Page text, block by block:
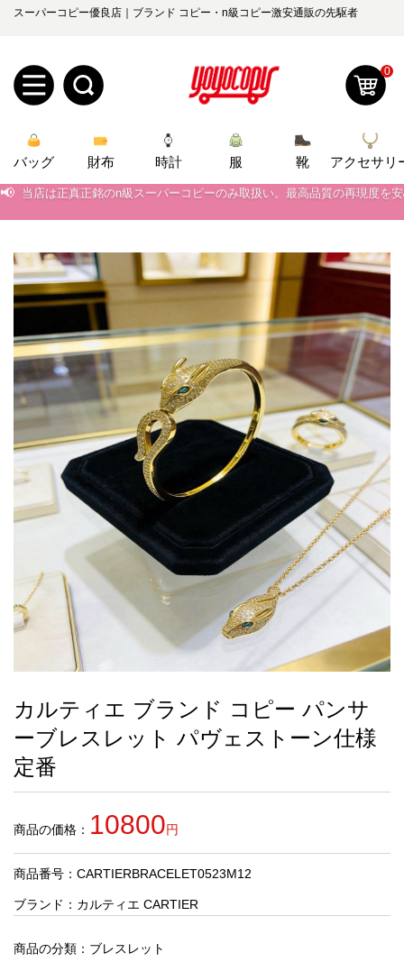
スーパーコピー優良店｜ブランド コピー・n級コピー激安通販の先駆者
規
ユ
ザ
登
録
ロ
グ
ン
オ
ー
ダ
ー
理
お
知
ら
yoyocopys@gmail.com
2026人気特集
バッグ
財布
時計
服
ズボン
衣装セット
靴
住まい用品
アクセサリー
ベルト
スカーフ
アイフォーンケ
ース
小物
新
製
お
す
す
め
商
人
気
商
0
バッグ 財布 時計 服 靴 アクセサリ
📢 当店は正真正銘のn級スーパーコピーのみ取扱い。最高品質の再現度を
📢 2026春の新作続々更新中！期間中のご注文でお得な割引をご利用いただ
📢 当店は正真正銘のn級スーパーコピーのみ取扱い。最高品質の再現度を
📢 2026春の新作続々更新中！期間中のご注文でお得な割引をご利用いただ
📢 新作入荷！ルイ・ヴィトンスーパーコピー バッグ最新モデルが登場。
カルティエ ブランド コピー パンサ
ーブレスレット パヴェストーン仕様
定番
商品の価格： 10800円
商品番号：CARTIERBRACELET0523M12
ブランド： カルティエ CARTIER
商品の分類： ブレスレット